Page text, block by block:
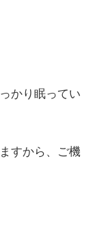
かり眠ってい
すから、ご機